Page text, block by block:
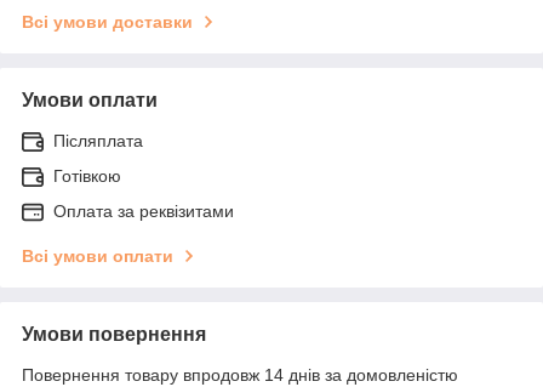
Всі умови доставки
Умови оплати
Післяплата
Готівкою
Оплата за реквізитами
Всі умови оплати
Умови повернення
Повернення товару впродовж 14 днів за домовленістю